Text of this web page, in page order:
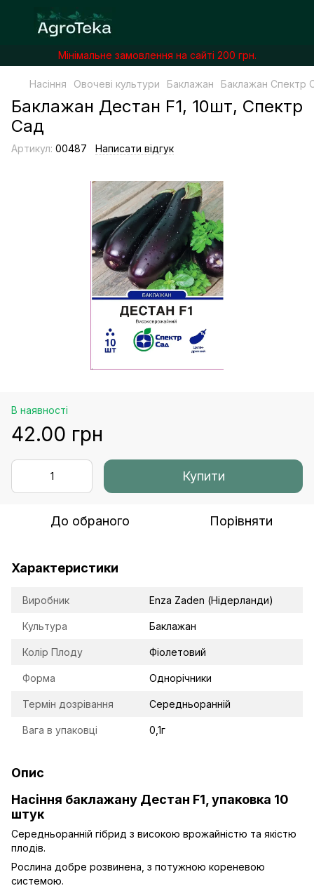
Мінімальне замовлення на сайті 200 грн.
Насіння Овочеві культури Баклажан Баклажан Спектр
Баклажан Дестан F1, 10шт, Спектр
Сад
Артикул: 00487 Написати відгук
В наявності
42.00 грн
Купити
До обраного Порівняти
Характеристики
Виробник Enza Zaden (Нідерланди)
Культура Баклажан
Колір Плоду Фіолетовий
Форма Однорічники
Термін дозрівання Середньоранній
Вага в упаковці 0,1г
Опис
Насіння баклажану Дестан F1, упаковка 10
штук
Середньоранній гібрид з високою врожайністю та якістю
плодів.
Рослина добре розвинена, з потужною кореневою
системою.